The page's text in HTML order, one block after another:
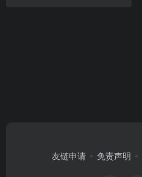
友链申请 免责声明